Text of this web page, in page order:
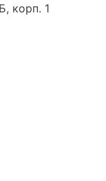
корп. 1